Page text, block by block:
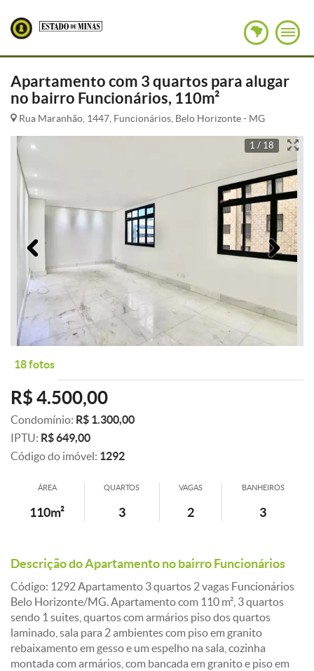
Apartamento com 3 quartos para alugar
no bairro Funcionários, 110m²
Rua Maranhão, 1447, Funcionários, Belo Horizonte - MG
1 / 18
Anterior
18 fotos
R$ 4.500,00
Condomínio: R$ 1.300,00
IPTU: R$ 649,00
Código do imóvel: 1292
ÁREA
110m²
QUARTOS
3
VAGAS
2
BANHEIROS
3
Descrição do Apartamento no bairro Funcionários
Código: 1292 Apartamento 3 quartos 2 vagas Funcionários
Belo Horizonte/MG. Apartamento com 110 m², 3 quartos
sendo 1 suites, quartos com armários piso dos quartos
laminado, sala para 2 ambientes com piso em granito
rebaixamento em gesso e um espelho na sala, cozinha
montada com armários, com bancada em granito e piso em